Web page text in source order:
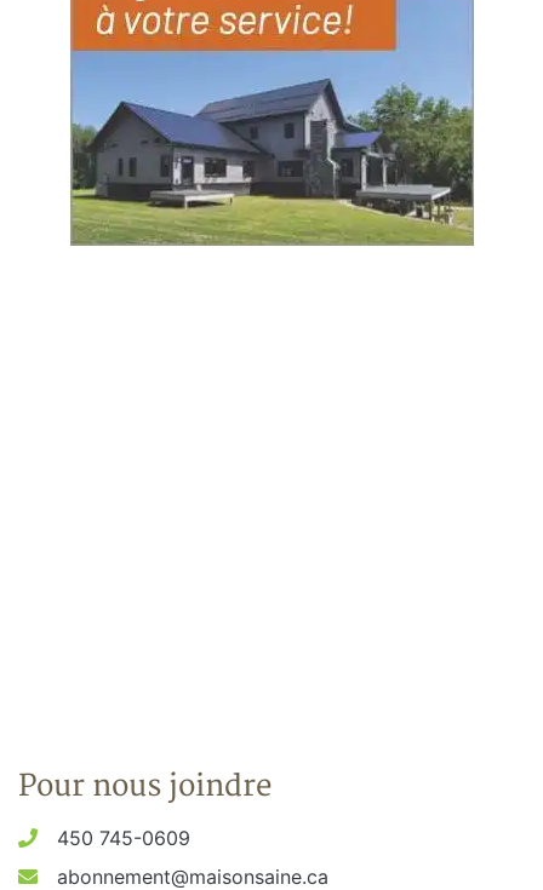
Pour nous joindre
450 745-0609
abonnement@maisonsaine.ca